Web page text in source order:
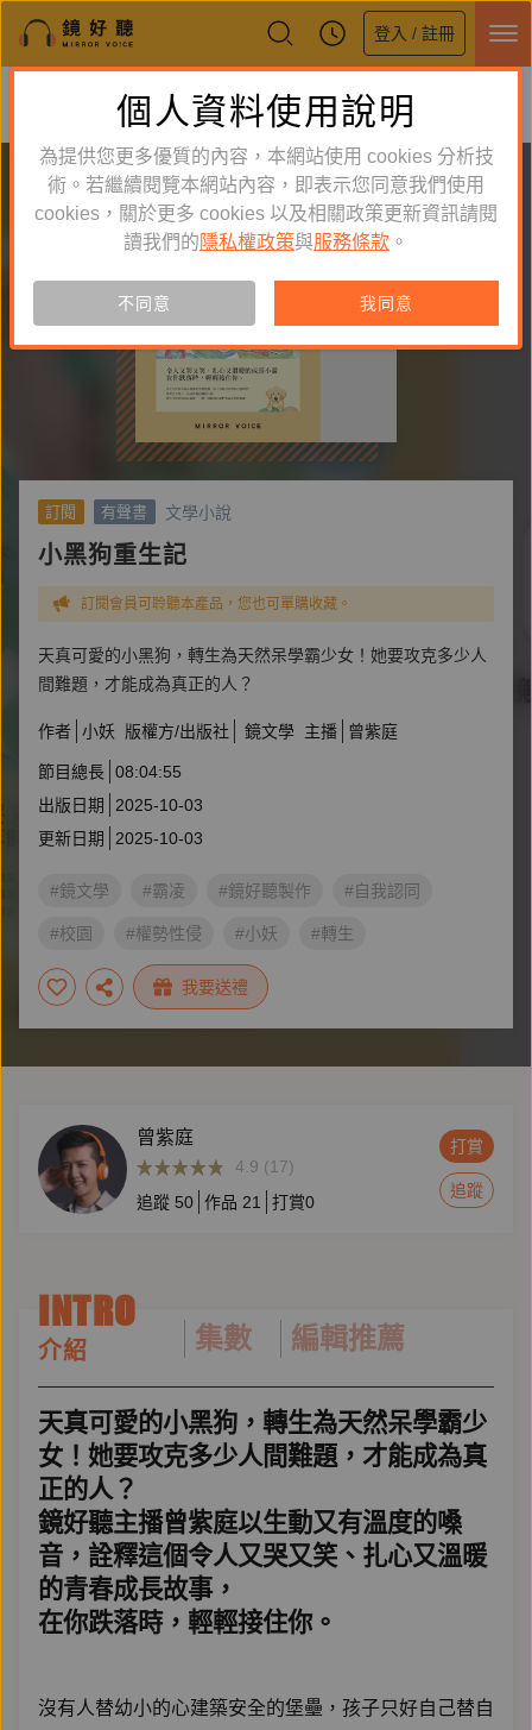
登入 / 註冊
鏡好聽全新APP上線
體驗全面升級，即刻下載
訂閱 有聲書 文學小說
小黑狗重生記
訂閱會員可聆聽本產品，您也可單購收藏。
天真可愛的小黑狗，轉生為天然呆學霸少女！她要攻克多少人
間難題，才能成為真正的人？
作者 小妖 版權方/出版社 鏡文學 主播 曾紫庭
節目總長 08:04:55
出版日期
2025-10-03
更新日期
2025-10-03
#鏡文學 #霸凌 #鏡好聽製作 #自我認同
#校園 #權勢性侵 #小妖 #轉生
我要送禮
曾紫庭
4.9 (17)
追蹤 50 作品 21 打賞0
打賞
追蹤
INTRO
介紹 集數 編輯推薦
天真可愛的小黑狗，轉生為天然呆學霸少
女！她要攻克多少人間難題，才能成為真
正的人？
鏡好聽主播曾紫庭以生動又有溫度的嗓
音，詮釋這個令人又哭又笑、扎心又溫暖
的青春成長故事，
在你跌落時，輕輕接住你。
沒有人替幼小的心建築安全的堡壘，孩子只好自己替自
個人資料使用說明
為提供您更多優質的內容，本網站使用 cookies 分析技
術。若繼續閱覽本網站內容，即表示您同意我們使用
cookies，關於更多 cookies 以及相關政策更新資訊請閱
讀我們的 隱私權政策與服務條款 。
不同意 我同意